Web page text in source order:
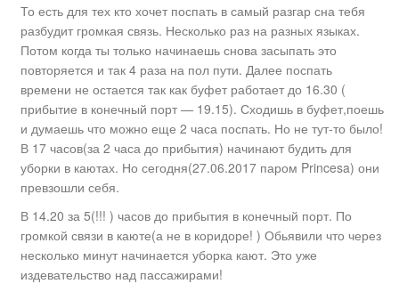
То есть для тех кто хочет поспать в самый разгар сна тебя
разбудит громкая связь. Несколько раз на разных языках.
Потом когда ты только начинаешь снова засыпать это
повторяется и так 4 раза на пол пути. Далее поспать
времени не остается так как буфет работает до 16.30 (
прибытие в конечный порт — 19.15). Сходишь в буфет,поешь
и думаешь что можно еще 2 часа поспать. Но не тут-то было!
В 17 часов(за 2 часа до прибытия) начинают будить для
уборки в каютах. Но сегодня(27.06.2017 паром Princesa) они
превзошли себя.
В 14.20 за 5(!!! ) часов до прибытия в конечный порт. По
громкой связи в каюте(а не в коридоре! ) Обьявили что через
несколько минут начинается уборка кают. Это уже
издевательство над пассажирами!